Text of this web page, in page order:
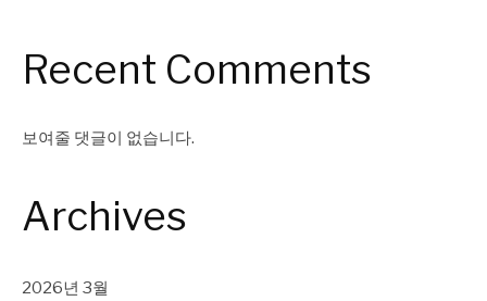
Recent Comments
보여줄 댓글이 없습니다.
Archives
2026년 3월